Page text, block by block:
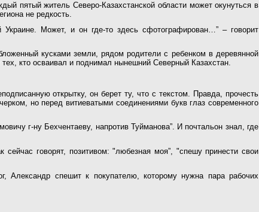
пятый житель Северо-Казахстанской области может окунуться в
не редкость.
Может, и он где-то здесь сфотографирован…” – говорит
кусками земли, рядом родители с ребенком в деревянной
кто осваивал и поднимал нынешний Северный Казахстан.
открытку, он берет ту, что с текстом. Правда, прочесть
но перед витиеватыми соединениями букв глаз современного
г-ну Бехчентаеву, напротив Туйманова”. И почтальон знал, где
говорят, позитивом: "любезная моя”, "спешу принести свои
Александр спешит к покупателю, которому нужна пара рабочих